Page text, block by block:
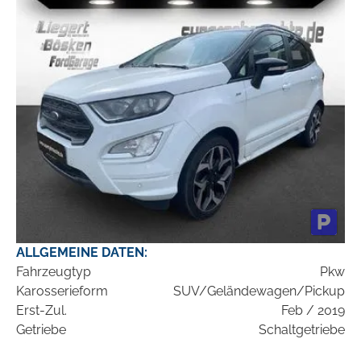
ALLGEMEINE DATEN:
Fahrzeugtyp
Pkw
Karosserieform
SUV/Geländewagen/Pickup
Erst-Zul.
Feb / 2019
Getriebe
Schaltgetriebe